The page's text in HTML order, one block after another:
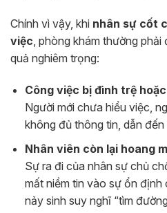
Chính vì vậy, khi nhân sự cốt
việc, phòng khám thường
quả nghiêm trọng:
Công việc bị đình trệ
Người mới chưa hiểu việc,
không đủ thông tin, dẫn đến
Nhân viên còn lại hoang
Sự ra đi của nhân sự chủ
mất niềm tin vào sự ổn định
nảy sinh suy nghĩ “tìm đường